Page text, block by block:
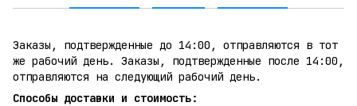
Заказы, подтвержденные до 14:00, отправляются в тот
же рабочий день. Заказы, подтвержденные после 14:00,
отправляются на следующий рабочий день.
Способы доставки и стоимость: